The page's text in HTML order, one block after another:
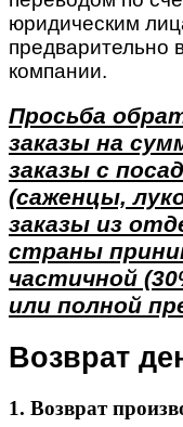
юридическим
предварительно
компании.
Просьба
заказы на
заказы с
(саженцы,
заказы из
страны
частичной
или полной
Возврат
1. Возврат